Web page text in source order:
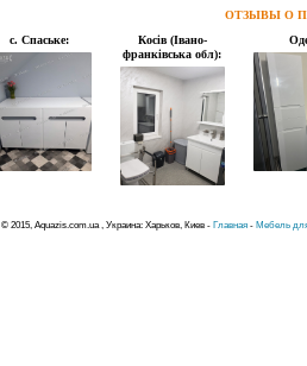
ОТЗЫВЫ О
с. Спаське:
Косів (Івано-
франківська обл):
© 2015, Aquazis.com.ua , Украина: Харьков, Киев - Главная - Мебель